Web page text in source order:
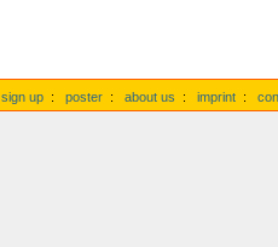
sign up : poster : about us : imprint :